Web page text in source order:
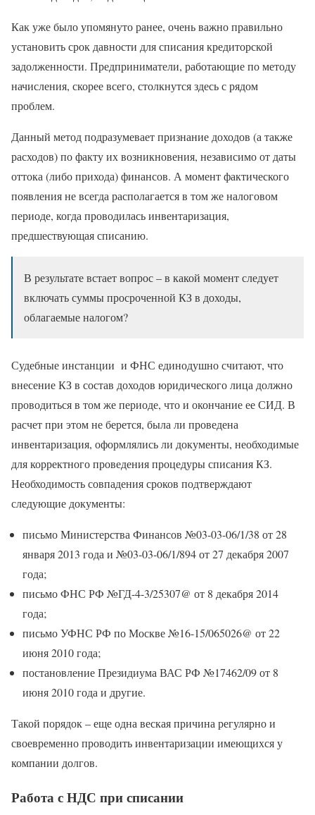
Как уже было упомянуто ранее, очень важно правильно
установить срок давности для списания кредиторской
задолженности. Предприниматели, работающие по методу
начисления, скорее всего, столкнутся здесь с рядом
проблем.
Данный метод подразумевает признание доходов (а также
расходов) по факту их возникновения, независимо от даты
оттока (либо прихода) финансов. А момент фактического
появления не всегда располагается в том же налоговом
периоде, когда проводилась инвентаризация,
предшествующая списанию.
В результате встает вопрос – в какой момент следует
включать суммы просроченной КЗ в доходы,
облагаемые налогом?
Судебные инстанции и ФНС единодушно считают, что
внесение КЗ в состав доходов юридического лица должно
проводиться в том же периоде, что и окончание ее СИД. В
расчет при этом не берется, была ли проведена
инвентаризация, оформлялись ли документы, необходимые
для корректного проведения процедуры списания КЗ.
Необходимость совпадения сроков подтверждают
следующие документы:
письмо Министерства Финансов №03-03-06/1/38 от 28
января 2013 года и №03-03-06/1/894 от 27 декабря 2007
года;
письмо ФНС РФ №ГД-4-3/25307@ от 8 декабря 2014
года;
письмо УФНС РФ по Москве №16-15/065026@ от 22
июня 2010 года;
постановление Президиума ВАС РФ №17462/09 от 8
июня 2010 года и другие.
Такой порядок – еще одна веская причина регулярно и
своевременно проводить инвентаризации имеющихся у
компании долгов.
Работа с НДС при списании